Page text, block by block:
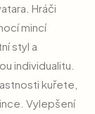
Hráči
mincí
styl a
individualitu.
kuřete,
Vylepšení